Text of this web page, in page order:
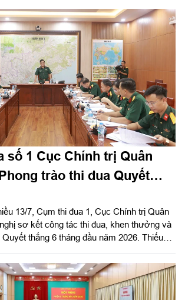
thuật, Chính ủy Cục Hậu cần - Kỹ thuật
biểu khai mạc.
số 1 Cục Chính trị Quân
trào thi đua Quyết
đầu năm 2026
13/7, Cụm thi đua 1, Cục Chính trị Quân
sơ kết công tác thi đua, khen thưởng và
thắng 6 tháng đầu năm 2026. Thiếu
khu 7 dự và phát biểu chỉ đạo hội nghị.